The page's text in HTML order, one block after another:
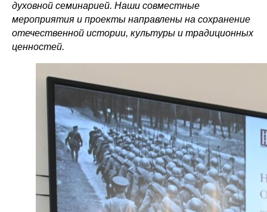
духовной семинарией. Наши совместные
мероприятия и проекты направлены на сохранение
отечественной истории, культуры и традиционных
ценностей.